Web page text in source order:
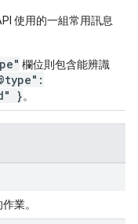
使用的一組常用訊息
欄位則包含能辨識
}。
業。